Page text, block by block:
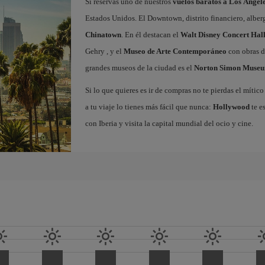
Estados Unidos. El Downtown, distrito financiero,
Chinatown. En él destacan el Walt Disney Concert Hall
Gehry , y el Museo de Arte Contemporáneo con obras
grandes museos de la ciudad es el Norton Simon
Si lo que quieres es ir de compras no te pierdas el
a tu viaje lo tienes más fácil que nunca: Hollywoodte
con Iberia y visita la capital mundial del ocio y cine.